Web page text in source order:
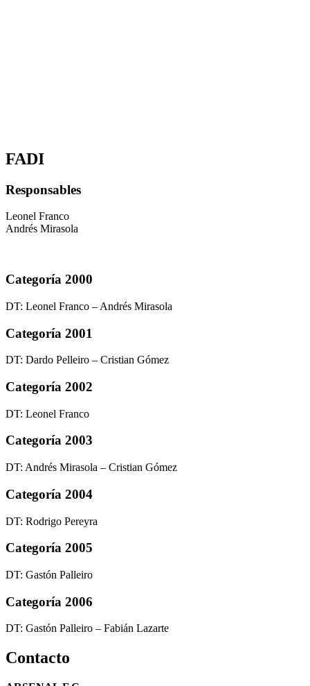
FADI
Responsables
Leonel Franco
Andrés Mirasola
Categoría 2000
DT: Leonel Franco – Andrés Mirasola
Categoría 2001
DT: Dardo Pelleiro – Cristian Gómez
Categoría 2002
DT: Leonel Franco
Categoría 2003
DT: Andrés Mirasola – Cristian Gómez
Categoría 2004
DT: Rodrigo Pereyra
Categoría 2005
DT: Gastón Palleiro
Categoría 2006
DT: Gastón Palleiro – Fabián Lazarte
Contacto